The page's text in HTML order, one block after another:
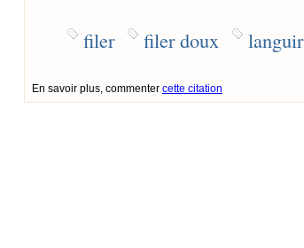
filer filer doux languir
En savoir plus, commenter cette citation